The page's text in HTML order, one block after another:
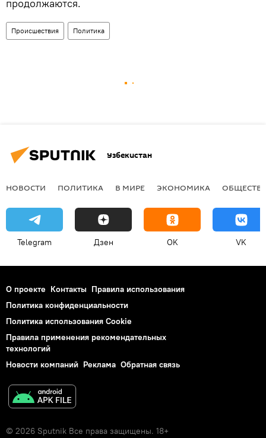
продолжаются.
Происшествия Политика
Узбекистан
НОВОСТИ ПОЛИТИКА В МИРЕ ЭКОНОМИКА
Telegram Дзен OK VK
О проекте Контакты Правила использования
Политика конфиденциальности
Политика использования Cookie
Правила применения рекомендательных
технологий
Новости компаний Реклама Обратная связь
© 2026 Sputnik Все права защищены. 18+